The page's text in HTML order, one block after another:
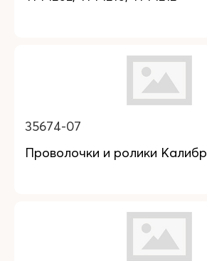
35674-07
Проволочки и ролики Калибр